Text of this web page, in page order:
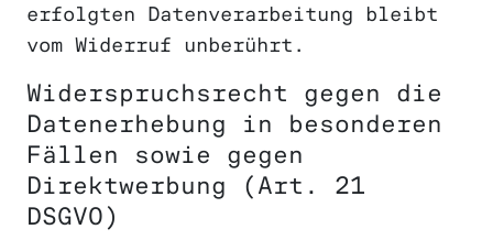
erfolgten Datenverarbeitung bleibt
vom Widerruf unberührt.
Widerspruchsrecht gegen die
Datenerhebung in besonderen
Fällen sowie gegen
Direktwerbung (Art. 21
DSGVO)